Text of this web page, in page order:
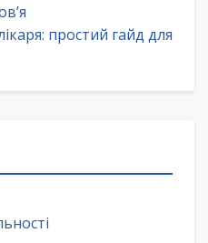
простий гайд для